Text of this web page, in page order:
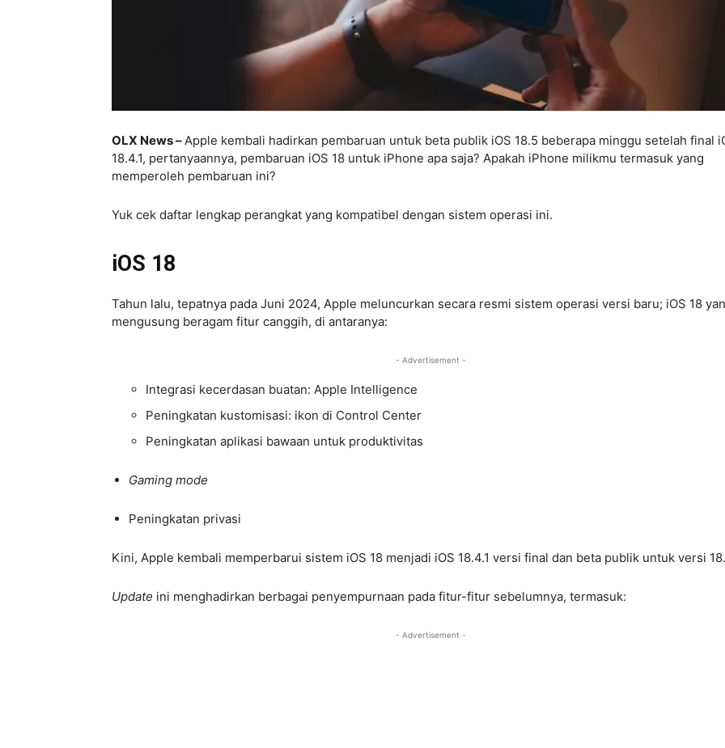
OLX News – Apple kembali hadirkan pembaruan untuk beta publik iOS 18.5 beberapa minggu setelah final
18.4.1, pertanyaannya, pembaruan iOS 18 untuk iPhone apa saja? Apakah iPhone milikmu termasuk yang
memperoleh pembaruan ini?
Yuk cek daftar lengkap perangkat yang kompatibel dengan sistem operasi ini.
iOS 18
Tahun lalu, tepatnya pada Juni 2024, Apple meluncurkan secara resmi sistem operasi versi baru; iOS 18
mengusung beragam fitur canggih, di antaranya:
- Advertisement -
Integrasi kecerdasan buatan: Apple Intelligence
Peningkatan kustomisasi: ikon di Control Center
Peningkatan aplikasi bawaan untuk produktivitas
Gaming mode
Peningkatan privasi
Kini, Apple kembali memperbarui sistem iOS 18 menjadi iOS 18.4.1 versi final dan beta publik untuk versi
Update ini menghadirkan berbagai penyempurnaan pada fitur-fitur sebelumnya, termasuk:
- Advertisement -